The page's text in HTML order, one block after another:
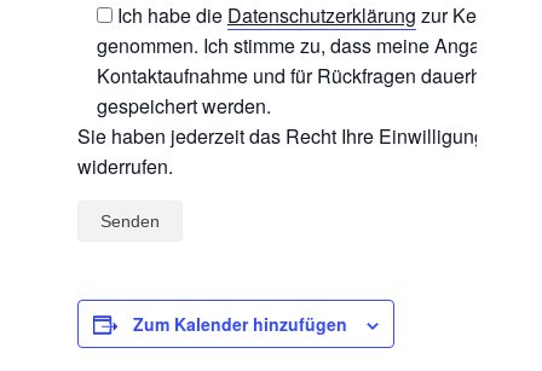
Ich habe die Datenschutzerklärung zur Kenntnis
genommen. Ich stimme zu, dass meine Angaben
Kontaktaufnahme und für Rückfragen dauerhaft
gespeichert werden.
Sie haben jederzeit das Recht Ihre Einwilligung zu
widerrufen.
Zum Kalender hinzufügen